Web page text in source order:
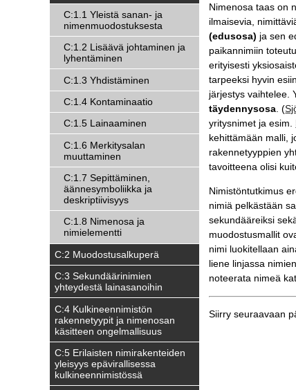
C:1.1 Yleistä sanan- ja
nimenmuodostuksesta
C:1.2 Lisäävä johtaminen ja
lyhentäminen
C:1.3 Yhdistäminen
C:1.4 Kontaminaatio
C:1.5 Lainaaminen
C:1.6 Merkitysalan
muuttaminen
C:1.7 Sepittäminen,
äännesymboliikka ja
deskriptiivisyys
C:1.8 Nimenosa ja
nimielementti
C:2 Muodostusalkuperä
C:3 Sekundäärinimien
yhteydestä lainasanoihin
C:4 Kulkineennimistön
rakennetyypit ja nimenosan
käsitteen ongelmallisuus
C:5 Erilaisten nimirakenteiden
yleisyys epävirallisessa
kulkineennimistössä
Nimenosa taas on
ilmaisevia,
(edusosa) ja sen
paikannimiin
erityisesti
tarpeeksi hyvin
järjestys vaihtelee.
täydennysosa . (
yritysnimet ja esim.
kehittämään malli,
rakennetyyppien
tavoitteena olisi
Nimistöntutkimus
nimiä pelkästään
sekundääreiksi
muodostusmallit
nimi luokitellaan
liene linjassa
noteerata nimeä
Siirry seuraavaan